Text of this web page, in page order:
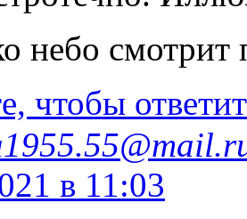
небо
чтобы
в 11:03